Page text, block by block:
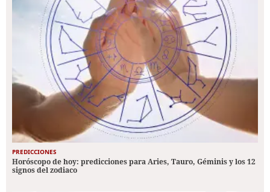
PREDICCIONES
Horóscopo de hoy: predicciones para Aries, Tauro, Géminis y los 12
signos del zodiaco